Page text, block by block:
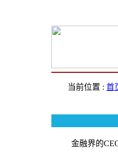
当前位置 : 首
金融界的